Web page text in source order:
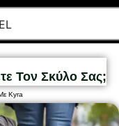
EL
Τον Σκύλο Σας;
Kyra